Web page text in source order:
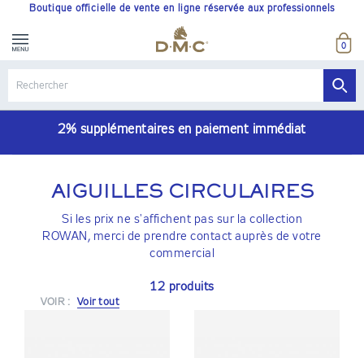
Boutique officielle de vente en ligne réservée aux professionnels
0
2% supplémentaires en paiement immédiat
AIGUILLES CIRCULAIRES
Si les prix ne s'affichent pas sur la collection
ROWAN, merci de prendre contact auprès de votre
commercial
12 produits
VOIR : Voir tout